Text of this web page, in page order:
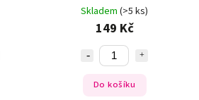
Skladem (>5 ks)
149 Kč
Do košíku